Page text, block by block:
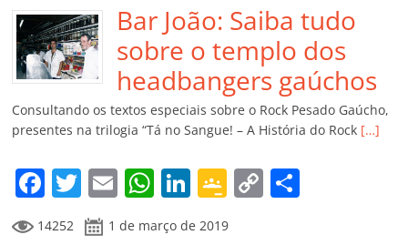
b
o
o
k
A
p
p
dI
n
e
Cl
a
ss
ro
o
m
Li
n
k
ar
til
h
ar
Bar João: Saiba tudo
sobre o templo dos
headbangers gaúchos
Consultando os textos especiais sobre o Rock Pesado Gaúcho,
presentes na trilogia “Tá no Sangue! – A História do Rock […]
F
a
T
w
E
m
W Li
n
G
o
C
14252 1 de março de 2019